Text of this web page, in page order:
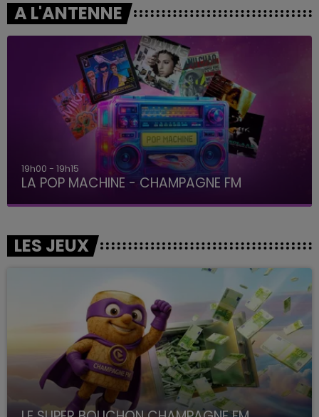
A L'ANTENNE
19h00 - 19h15
LA POP MACHINE - CHAMPAGNE FM
LES JEUX